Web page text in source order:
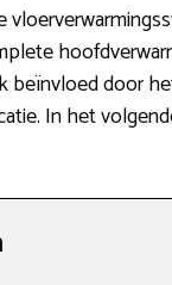
beïnvloed door
In het